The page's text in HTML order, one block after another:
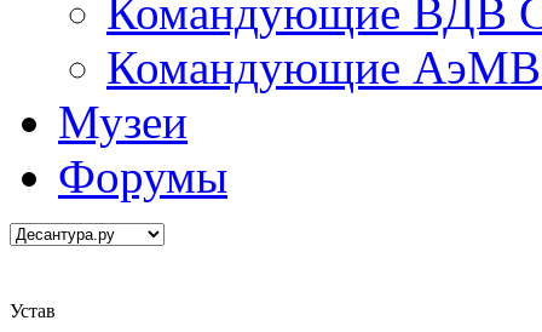
Командующие ВДВ
Командующие АэМВ
Музеи
Форумы
Устав